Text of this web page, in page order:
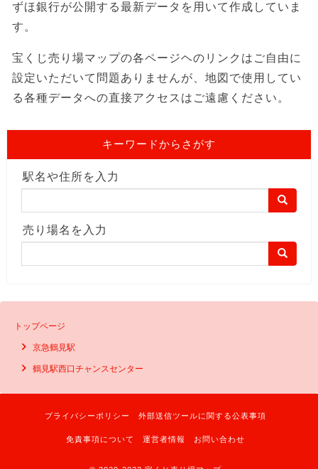
ずほ銀行が公開する最新データを用いて作成していま
す。
宝くじ売り場マップの各ページヘのリンクはご自由に
設定いただいて問題ありませんが、地図で使用してい
る各種データへの直接アクセスはご遠慮ください。
キーワードからさがす
駅名や住所を入力
売り場名を入力
トップページ
京急鶴見駅
鶴見駅西口チャンスセンター
プライバシーポリシー 外部送信ツールに関する公表事項
免責事項について 運営者情報 お問い合わせ